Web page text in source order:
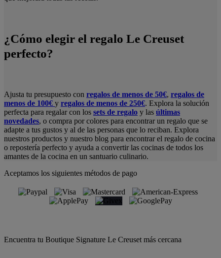
¿Cómo elegir el regalo Le Creuset
perfecto?
Ajusta tu presupuesto con regalos de menos de 50€, regalos de
menos de 100€ y regalos de menos de 250€. Explora la solución
perfecta para regalar con los sets de regalo y las últimas
novedades, o compra por colores para encontrar un regalo que se
adapte a tus gustos y al de las personas que lo reciban. Explora
nuestros productos y nuestro blog para encontrar el regalo de cocina
o repostería perfecto y ayuda a convertir las cocinas de todos los
amantes de la cocina en un santuario culinario.
Aceptamos los siguientes métodos de pago
Encuentra tu Boutique Signature Le Creuset más cercana